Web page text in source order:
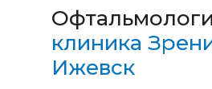
клиника
Ижевск